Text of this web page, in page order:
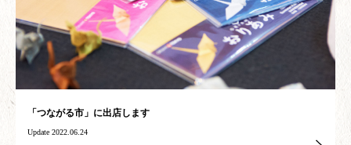
「つながる市」に出店します
Update 2022.06.24